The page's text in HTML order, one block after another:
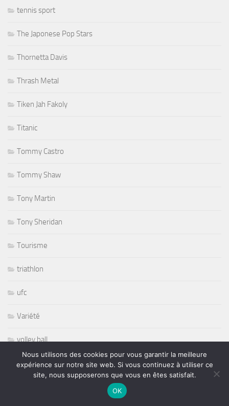
tennis sport
The Japonese Pop Stars
Thornetta Davis
Thrash Metal
Tiken Jah Fakoly
Titanic
Tommy Castro
Tommy Shaw
Tony Martin
Tony Sheridan
Tourisme
triathlon
ufc
Variété
volley ball
Whisbone Ash
Nous utilisons des cookies pour vous garantir la meilleure
expérience sur notre site web. Si vous continuez à utiliser ce
site, nous supposerons que vous en êtes satisfait.
OK